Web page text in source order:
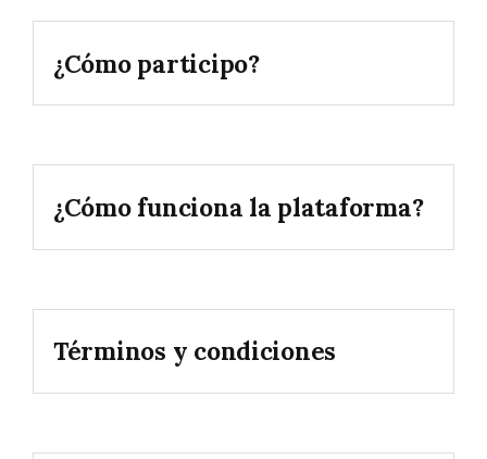
¿Cómo participo?
¿Cómo funciona la plataforma?
Términos y condiciones